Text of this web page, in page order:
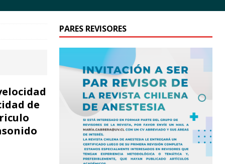
de
PARES REVISORES